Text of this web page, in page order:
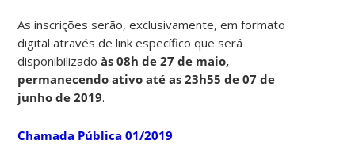
As inscrições serão, exclusivamente, em formato
digital através de link específico que será
disponibilizadoàs 08h de 27 de maio,
permanecendo ativo até as 23h55 de 07 de
junho de 2019.
Chamada Pública 01/2019